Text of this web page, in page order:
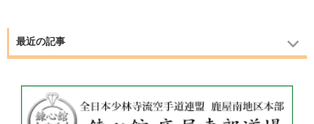
最近の記事